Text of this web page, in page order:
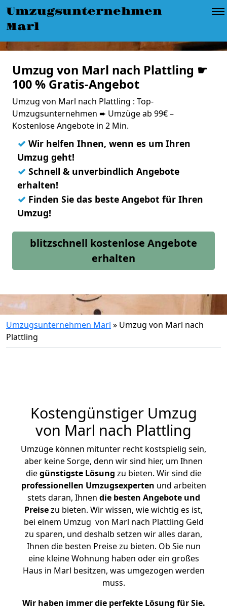
Umzugsunternehmen
Marl
Umzug von Marl nach Plattling ☛
100 % Gratis-Angebot
Umzug von Marl nach Plattling : Top-
Umzugsunternehmen ➨ Umzüge ab 99€ –
Kostenlose Angebote in 2 Min.
✓ Wir helfen Ihnen, wenn es um Ihren
Umzug geht!
✓ Schnell & unverbindlich Angebote
erhalten!
✓ Finden Sie das beste Angebot für Ihren
Umzug!
blitzschnell kostenlose Angebote
erhalten
Umzugsunternehmen Marl » Umzug von Marl nach
Plattling
Kostengünstiger Umzug
von Marl nach Plattling
Umzüge können mitunter recht kostspielig sein,
aber keine Sorge, denn wir sind hier, um Ihnen
diegünstigste Lösung zu bieten. Wir sind die
professionellen Umzugsexperten und arbeiten
stets daran, Ihnen die besten Angebote und
Preisezu bieten. Wir wissen, wie wichtig es ist,
bei einem Umzug von Marl nach Plattling Geld
zu sparen, und deshalb setzen wir alles daran,
Ihnen die besten Preise zu bieten. Ob Sie nun
eine kleine Wohnung haben oder ein großes
Haus in Marl besitzen, was umgezogen werden
muss.
Wir haben immer die perfekte Lösung für Sie.